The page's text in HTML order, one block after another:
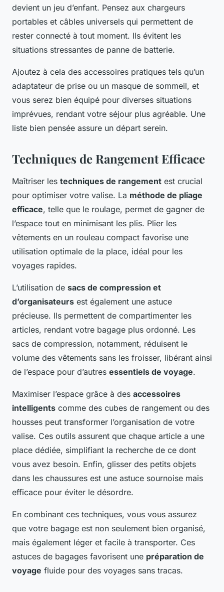
devient un jeu d’enfant. Pensez aux chargeurs
portables et câbles universels qui permettent de
rester connecté à tout moment. Ils évitent les
situations stressantes de panne de batterie.
Ajoutez à cela des accessoires pratiques tels qu’un
adaptateur de prise ou un masque de sommeil, et
vous serez bien équipé pour diverses situations
imprévues, rendant votre séjour plus agréable. Une
liste bien pensée assure un départ serein.
Techniques de Rangement Efficace
Maîtriser les techniques de rangement est crucial
pour optimiser votre valise. La méthode de pliage
efficace, telle que le roulage, permet de gagner de
l’espace tout en minimisant les plis. Plier les
vêtements en un rouleau compact favorise une
utilisation optimale de la place, idéal pour les
voyages rapides.
L’utilisation de sacs de compression et
d’organisateurs est également une astuce
précieuse. Ils permettent de compartimenter les
articles, rendant votre bagage plus ordonné. Les
sacs de compression, notamment, réduisent le
volume des vêtements sans les froisser, libérant ainsi
de l’espace pour d’autres essentiels de voyage.
Maximiser l’espace grâce à des accessoires
intelligents comme des cubes de rangement ou des
housses peut transformer l’organisation de votre
valise. Ces outils assurent que chaque article a une
place dédiée, simplifiant la recherche de ce dont
vous avez besoin. Enfin, glisser des petits objets
dans les chaussures est une astuce sournoise mais
efficace pour éviter le désordre.
En combinant ces techniques, vous vous assurez
que votre bagage est non seulement bien organisé,
mais également léger et facile à transporter. Ces
astuces de bagages favorisent une préparation de
voyage fluide pour des voyages sans tracas.